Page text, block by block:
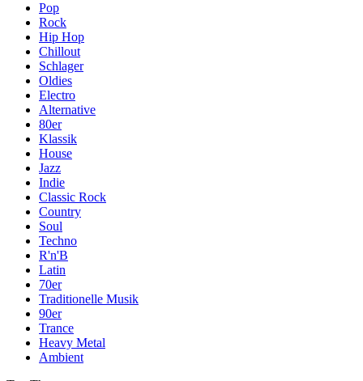
Pop
Rock
Hip Hop
Chillout
Schlager
Oldies
Electro
Alternative
80er
Klassik
House
Jazz
Indie
Classic Rock
Country
Soul
Techno
R'n'B
Latin
70er
Traditionelle Musik
90er
Trance
Heavy Metal
Ambient